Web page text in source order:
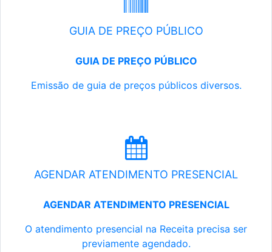
GUIA DE PREÇO PÚBLICO
GUIA DE PREÇO PÚBLICO
Emissão de guia de preços públicos diversos.
AGENDAR ATENDIMENTO PRESENCIAL
AGENDAR ATENDIMENTO PRESENCIAL
O atendimento presencial na Receita precisa ser
previamente agendado.